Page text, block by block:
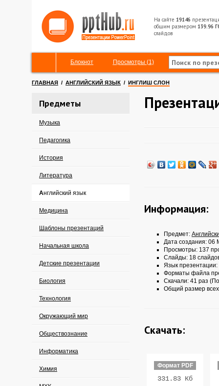
На сайте 19146
общим размером 139.96
слайдов
Блокнот Просмотры (1)
ГЛАВНАЯ / АНГЛИЙСКИЙ ЯЗЫК / ИНГЛИШ СЛОН
Предметы
Музыка
Педагогика
История
Литература
Английский язык
Медицина
Шаблоны презентаций
Начальная школа
Детские презентации
Биология
Технология
Окружающий мир
Обществознание
Информатика
Химия
Информация:
Предмет:
Дата создания: 06
Просмотры: 137
Слайды: 18
Язык презентации:
Форматы файла
Скачали: 41 раз
Общий размер
Скачать:
Формат PDF
331.83 Кб